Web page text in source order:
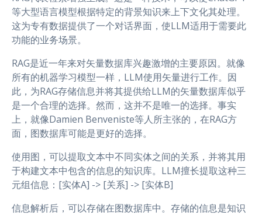
等大型语言模型根据特定的背景知识来上下文化其处理。
这为专有数据提供了一个对话界面，使LLM适用于需要此
功能的业务场景。
RAG是近一年来对矢量数据库兴趣激增的主要原因。就像
所有的机器学习模型一样，LLM使用矢量进行工作。因
此，为RAG存储信息并将其提供给LLM的矢量数据库似乎
是一个合理的选择。然而，这并不是唯一的选择。事实
上，就像Damien Benveniste等人所主张的，在RAG方
面，图数据库可能是更好的选择。
使用图，可以提取文本中不同实体之间的关系，并将其用
于构建文本中包含的信息的知识库。LLM擅长提取这种三
元组信息：[实体A] -> [关系] -> [实体B]
信息解析后，可以存储在图数据库中。存储的信息是知识